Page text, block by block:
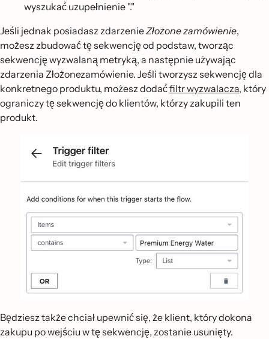
wyszukać uzupełnienie "."
Jeśli jednak posiadasz zdarzenieZłożonezamówienie,
możesz zbudować tę sekwencję od podstaw, tworząc
sekwencję wyzwalaną metryką, a następnie używając
zdarzenia Złożonezamówienie. Jeśli tworzysz sekwencję dla
konkretnego produktu, możesz dodaćfiltr wyzwalacza, który
ograniczy tę sekwencję do klientów, którzy zakupili ten
produkt.
Będziesz także chciał upewnić się, że klient, który dokona
zakupu po wejściu w tę sekwencję, zostanie usunięty.